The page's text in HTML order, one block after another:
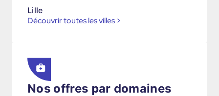
Lille
Découvrir toutes les villes >
Nos offres par domaines